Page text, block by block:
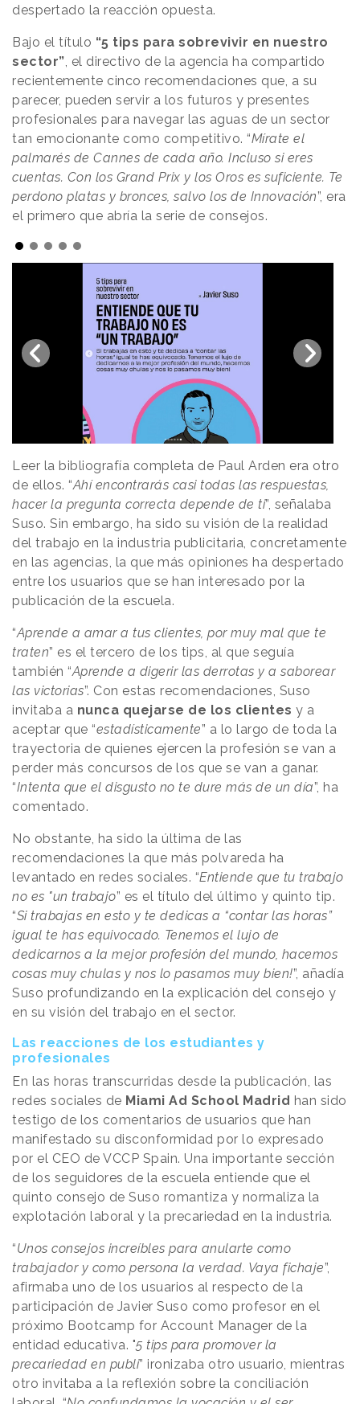
despertado la reacción opuesta.
Bajo el título “5 tips para sobrevivir en nuestro
sector”, el directivo de la agencia ha compartido
recientemente cinco recomendaciones que, a su
parecer, pueden servir a los futuros y presentes
profesionales para navegar las aguas de un sector
tan emocionante como competitivo. “Mírate el
palmarés de Cannes de cada año. Incluso si eres
cuentas. Con los Grand Prix y los Oros es suficiente. Te
perdono platas y bronces, salvo los de Innovación”, era
el primero que abría la serie de consejos.
Leer la bibliografía completa de Paul Arden era otro
de ellos. “Ahí encontrarás casi todas las respuestas,
hacer la pregunta correcta depende de ti”, señalaba
Suso. Sin embargo, ha sido su visión de la realidad
del trabajo en la industria publicitaria, concretamente
en las agencias, la que más opiniones ha despertado
entre los usuarios que se han interesado por la
publicación de la escuela.
“Aprende a amar a tus clientes, por muy mal que te
traten” es el tercero de los tips, al que seguía
también “Aprende a digerir las derrotas y a saborear
las victorias”. Con estas recomendaciones, Suso
invitaba a nunca quejarse de los clientes y a
aceptar que “estadísticamente” a lo largo de toda la
trayectoria de quienes ejercen la profesión se van a
perder más concursos de los que se van a ganar.
“Intenta que el disgusto no te dure más de un día”, ha
comentado.
No obstante, ha sido la última de las
recomendaciones la que más polvareda ha
levantado en redes sociales. “Entiende que tu trabajo
no es "un trabajo” es el título del último y quinto tip.
“Si trabajas en esto y te dedicas a “contar las horas”
igual te has equivocado. Tenemos el lujo de
dedicarnos a la mejor profesión del mundo, hacemos
cosas muy chulas y nos lo pasamos muy bien!”, añadía
Suso profundizando en la explicación del consejo y
en su visión del trabajo en el sector.
Las reacciones de los estudiantes y
profesionales
En las horas transcurridas desde la publicación, las
redes sociales de Miami Ad School Madrid han sido
testigo de los comentarios de usuarios que han
manifestado su disconformidad por lo expresado
por el CEO de VCCP Spain. Una importante sección
de los seguidores de la escuela entiende que el
quinto consejo de Suso romantiza y normaliza la
explotación laboral y la precariedad en la industria.
“Unos consejos increíbles para anularte como
trabajador y como persona la verdad. Vaya fichaje”,
afirmaba uno de los usuarios al respecto de la
participación de Javier Suso como profesor en el
próximo Bootcamp for Account Manager de la
entidad educativa. "5 tips para promover la
precariedad en publi” ironizaba otro usuario, mientras
otro invitaba a la reflexión sobre la conciliación